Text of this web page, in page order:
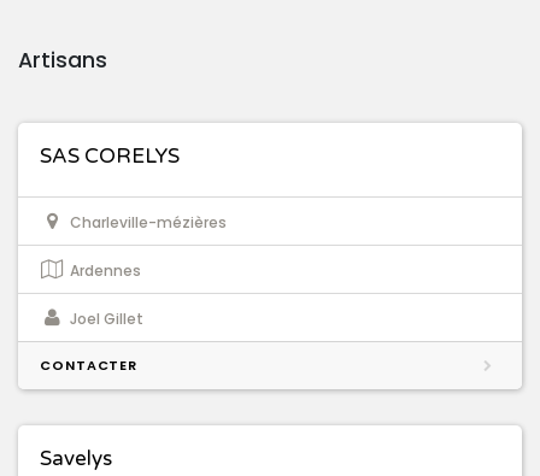
Artisans
SAS CORELYS
Charleville-mézières
Ardennes
Joel Gillet
CONTACTER
Savelys